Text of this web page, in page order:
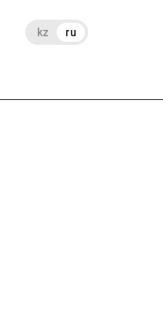
kz ru